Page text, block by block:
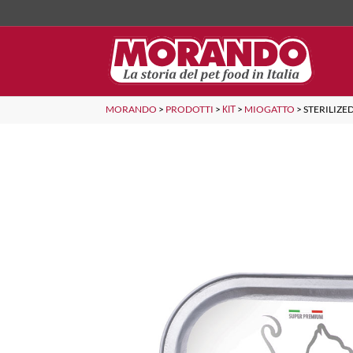
MORANDO > PRODOTTI > КІТ > MIOGATTO >